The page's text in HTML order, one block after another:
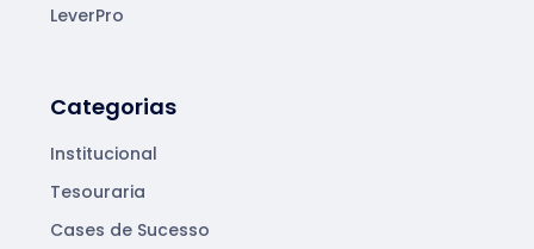
LeverPro
Categorias
Institucional
Tesouraria
Cases de Sucesso